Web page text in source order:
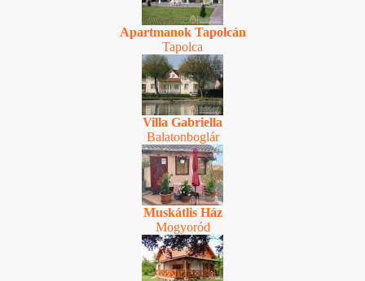
Apartmanok Tapolcán
Tapolca
Villa Gabriella
Balatonboglár
Muskátlis Ház
Mogyoród